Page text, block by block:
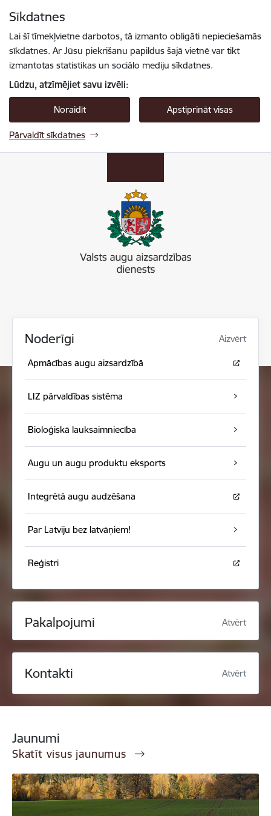
Sīkdatnes
Lai šī tīmekļvietne darbotos, tā izmanto obligāti nepieciešamās
sīkdatnes. Ar Jūsu piekrišanu papildus šajā vietnē var tikt
izmantotas statistikas un sociālo mediju sīkdatnes.
Lūdzu, atzīmējiet savu izvēli:
Noraidīt Apstiprināt visas
Pārvaldīt sīkdatnes
Noderīgi Aizvērt
Apmācības augu aizsardzībā
LIZ pārvaldības sistēma
Bioloģiskā lauksaimniecība
Augu un augu produktu eksports
Integrētā augu audzēšana
Par Latviju bez latvāņiem!
Reģistri
Pakalpojumi Atvērt
Kontakti Atvērt
Jaunumi
Skatīt visus jaunumus